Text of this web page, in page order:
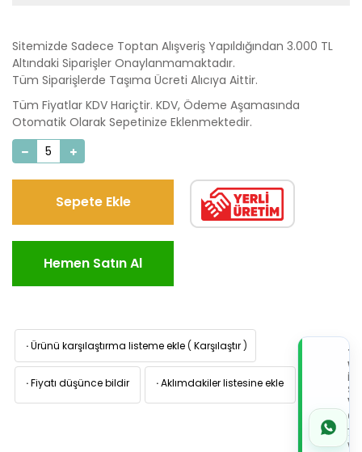
Sitemizde Sadece Toptan Alışveriş Yapıldığından 3.000 TL
Altındaki Siparişler Onaylanmamaktadır.
Tüm Siparişlerde Taşıma Ücreti Alıcıya Aittir.
Tüm Fiyatlar KDV Hariçtir. KDV, Ödeme Aşamasında
Otomatik Olarak Sepetinize Eklenmektedir.
Sepete Ekle
Hemen Satın Al
·Ürünü karşılaştırma listeme ekle ( Karşılaştır )
·Fiyatı düşünce bildir ·Aklımdakiler listesine ekle
İLE